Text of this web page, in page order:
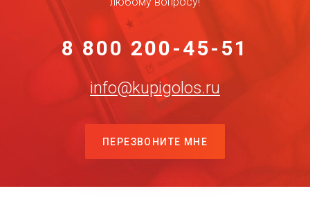
8 800 200-45-51
info@kupigolos.ru
ПЕРЕЗВОНИТЕ МНЕ